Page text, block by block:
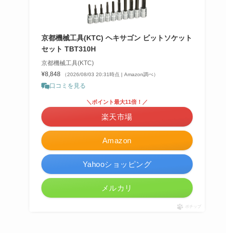
京都機械工具(KTC) ヘキサゴン ビットソケット
セット TBT310H
京都機械工具(KTC)
¥8,848
（2026/08/03 20:31時点 | Amazon調べ）
口コミを見る
Amazon
＼ポイント最大11倍！／
楽天市場
Yahooショッピング
メルカリ
ポチップ